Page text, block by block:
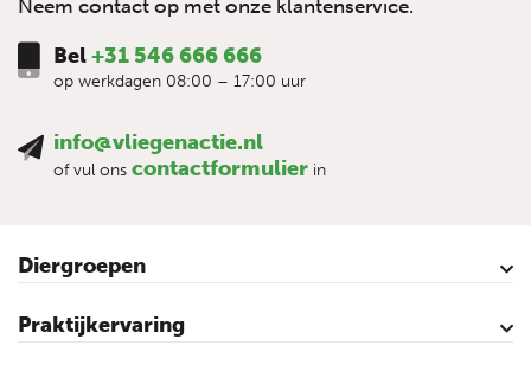
Neem contact op met onze klantenservice.
Bel+31 546 666 666
op werkdagen 08:00 – 17:00 uur
info@vliegenactie.nl
of vul ons contactformulier in
Diergroepen
Rundvee
Paarden
Schapen
Geiten
Varkens
Pluimvee
Praktijkervaring
Kalveren
Koeien
Varkens
Over vliegen…
Vliegenbestrijding – video’s